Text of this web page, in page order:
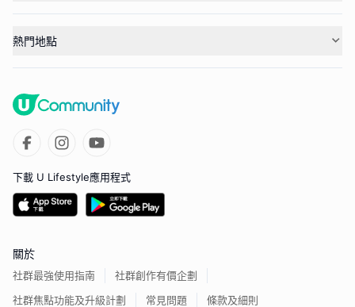
熱門地點
下載 U Lifestyle應用程式
關於
社群最強使用指南
社群創作有價企劃
社群焦點功能及升級計劃
常見問題 條款及細則